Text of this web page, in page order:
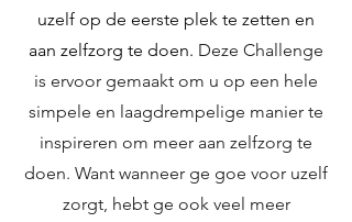
uzelf op de eerste plek te zetten en
aan zelfzorg te doen. Deze Challenge
is ervoor gemaakt om u op een hele
simpele en laagdrempelige manier te
inspireren om meer aan zelfzorg te
doen. Want wanneer ge goe voor uzelf
zorgt, hebt ge ook veel meer